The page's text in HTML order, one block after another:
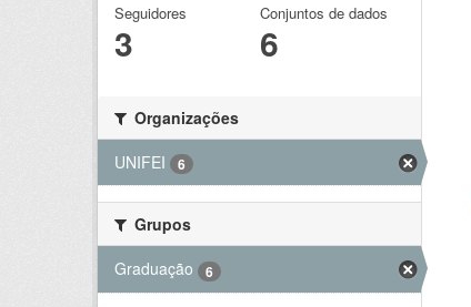
Seguidores
3
Conjuntos de dados
6
Organizações
UNIFEI
6
Grupos
Graduação
6